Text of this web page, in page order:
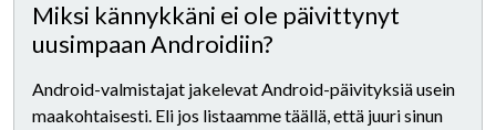
Miksi kännykkäni ei ole päivittynyt
uusimpaan Androidiin?
Android-valmistajat jakelevat Android-päivityksiä usein
maakohtaisesti. Eli jos listaamme täällä, että juuri sinun